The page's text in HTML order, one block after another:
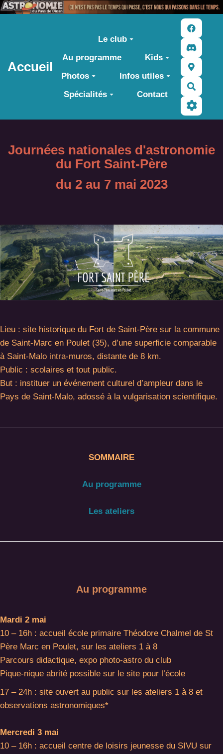
Accueil
Le club
Au programme
Kids
Photos
Infos utiles
Spécialités
Contact
Journées nationales d'astronomie
du Fort Saint-Père
du 2 au 7 mai 2023
Lieu : site historique du Fort de Saint-Père sur la commune
de Saint-Marc en Poulet (35), d’une superficie comparable
à Saint-Malo intra-muros, distante de 8 km.
Public : scolaires et tout public.
But : instituer un événement culturel d’ampleur dans le
Pays de Saint-Malo, adossé à la vulgarisation scientifique.
SOMMAIRE
Au programme
Les ateliers
Au programme
Mardi 2 mai
10 – 16h : accueil école primaire Théodore Chalmel de St
Père Marc en Poulet, sur les ateliers 1 à 8
Parcours didactique, expo photo-astro du club
Pique-nique abrité possible sur le site pour l’école
17 – 24h : site ouvert au public sur les ateliers 1 à 8 et
observations astronomiques*
Mercredi 3 mai
10 – 16h : accueil centre de loisirs jeunesse du SIVU sur